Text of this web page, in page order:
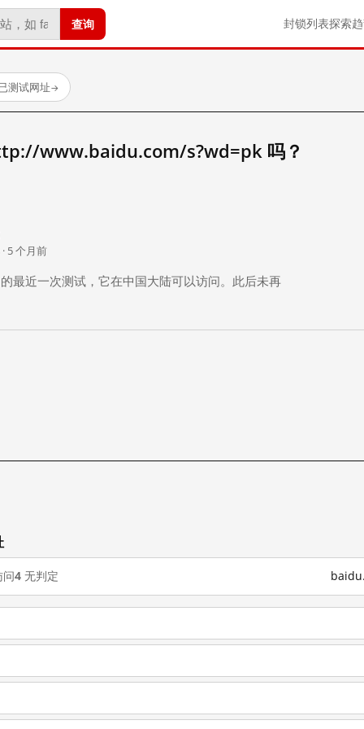
查询 封锁列表探索
测试网址→
www.baidu.com/s?wd=pk 吗？
5 个月前
最近一次测试，它在中国大陆可以访问。此后未再
问4 无判定